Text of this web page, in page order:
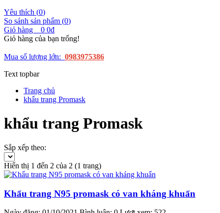
Yêu thích (0)
So sánh sản phẩm (0)
Giỏ hàng
0 0đ
Giỏ hàng của bạn trống!
Mua số lượng lớn: 0983975386
Text topbar
Trang chủ
khẩu trang Promask
khẩu trang Promask
Sắp xếp theo:
Hiển thị 1 đến 2 của 2 (1 trang)
Khẩu trang N95 promask có van kháng khuẩn